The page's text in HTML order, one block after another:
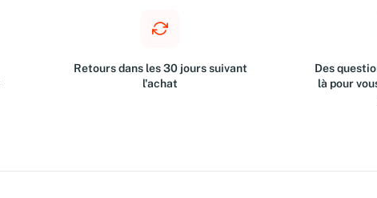
Retours dans les 30 jours suivant
l'achat
Des
là pour